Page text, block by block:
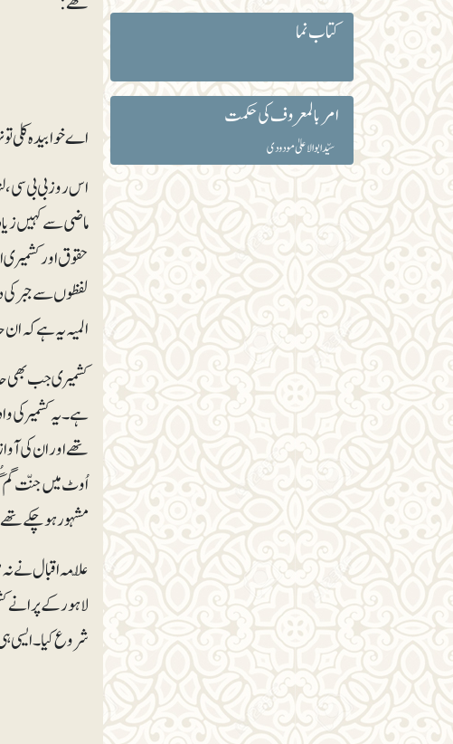
کتاب نما
امربالمعروف کی حکمت
سیّد ابوالاعلیٰ مودودی
اے خوابیدہ کلی
اس روز بی بی
حقوق اور
لفظوں سے جبر کی
المیہ یہ ہے کہ
کشمیری جب بھی
ہے۔یہ کشمیر کی
تھے اور ان کی
اُوٹ میں جنّت گم
مشہور ہوچکے تھے
علّامہ اقبال نے
لاہور کے پرانے
شروع کیا۔ایسی